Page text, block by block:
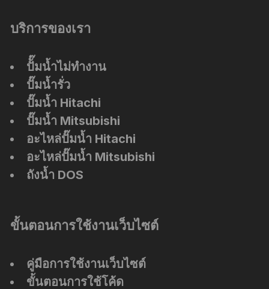
บริการของเรา
ปัั๊มน้ำไม่ทำงาน
ปั๊มน้ำรั่ว
ปั๊มน้ำ Hitachi
ปั๊มน้ำ Mitsubishi
อะไหล่ปั๊มน้ำ Hitachi
อะไหล่ปั๊มน้ำ Mitsubishi
ถังน้ำ DOS
ขั้นตอนการใช้งานเว็บไซต์
คู่มือการใช้งานเว็บไซต์
ขั้นตอนการใช้โค้ด